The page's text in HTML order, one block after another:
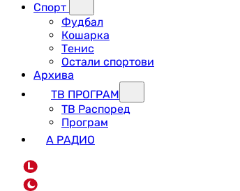
Спорт
Фудбал
Кошарка
Тенис
Остали спортови
Архива
ТВ ПРОГРАМ
ТВ Распоред
Програм
А РАДИО
L